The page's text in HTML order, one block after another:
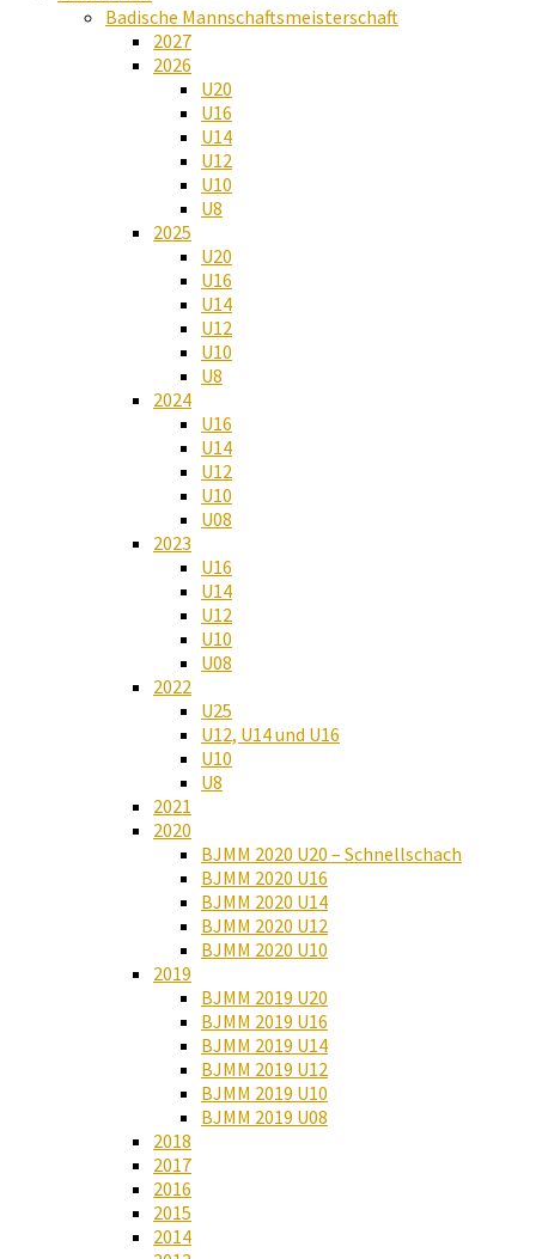
Badische Mannschaftsmeisterschaft
2027
2026
U20
U16
U14
U12
U10
U8
2025
U20
U16
U14
U12
U10
U8
2024
U16
U14
U12
U10
U08
2023
U16
U14
U12
U10
U08
2022
U25
U12, U14 und U16
U10
U8
2021
2020
BJMM 2020 U20 – Schnellschach
BJMM 2020 U16
BJMM 2020 U14
BJMM 2020 U12
BJMM 2020 U10
2019
BJMM 2019 U20
BJMM 2019 U16
BJMM 2019 U14
BJMM 2019 U12
BJMM 2019 U10
BJMM 2019 U08
2018
2017
2016
2015
2014